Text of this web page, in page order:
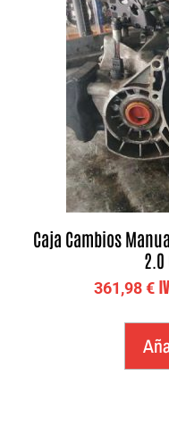
Caja Cambios
2.0
361,98€